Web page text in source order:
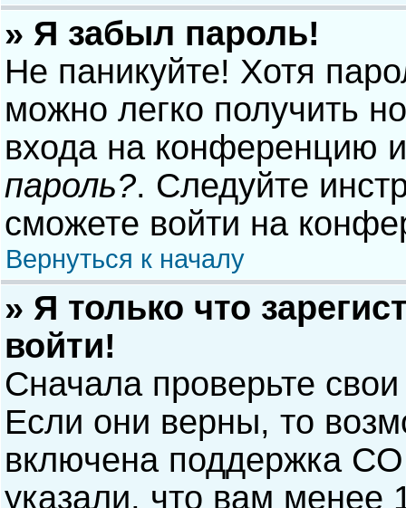
» Я забыл пароль!
Не паникуйте! Хотя
можно легко получить
входа на конференцию
пароль?. Следуйте
сможете войти на
Вернуться к началу
» Я только что
войти!
Сначала проверьте
Если они верны, то
включена поддержка
указали, что вам менее